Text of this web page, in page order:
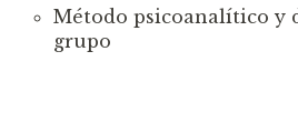
Método psicoanalítico y
grupo